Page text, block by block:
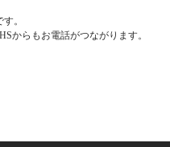
す。
からもお電話がつながります。